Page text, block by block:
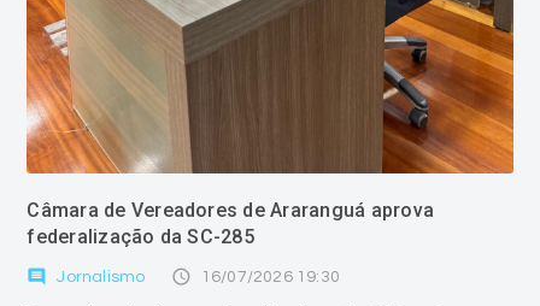
Câmara de Vereadores de Araranguá aprova
federalização da SC-285
comment Jornalismo access_time 16/07/2026 19:30